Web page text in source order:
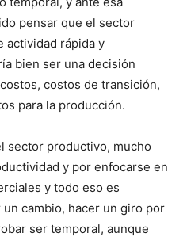
pensar que el sector
actividad rápida y
bien ser una decisión
costos de transición,
para la producción.
sector productivo, mucho
y por enfocarse en
y todo eso es
cambio, hacer un giro por
ser temporal, aunque